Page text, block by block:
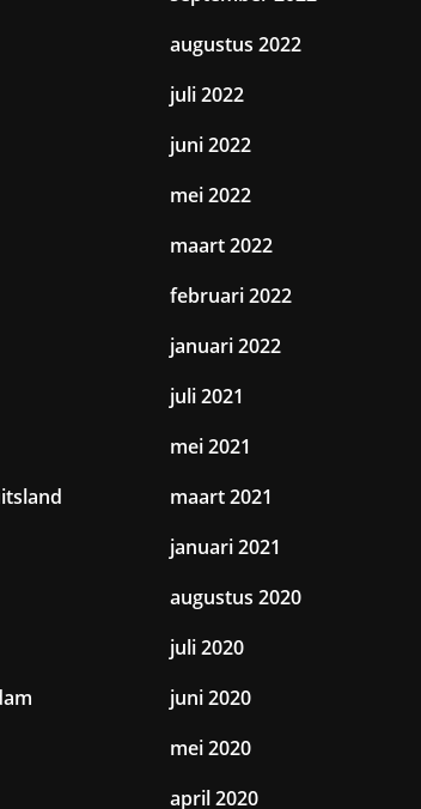
augustus 2022
juli 2022
juni 2022
mei 2022
maart 2022
februari 2022
januari 2022
juli 2021
mei 2021
maart 2021
januari 2021
augustus 2020
juli 2020
juni 2020
mei 2020
april 2020